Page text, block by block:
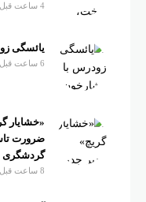
4 ساعت قبل
یائسگی
6 ساعت قبل
«خشایار
ضرورت
گردشگری
8 ساعت قبل